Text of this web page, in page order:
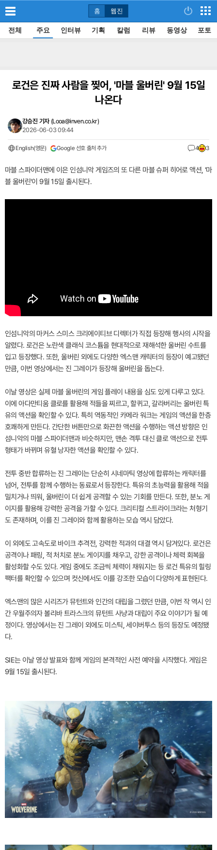
홈 웹진
전체 주요 인터뷰 기획 칼럼 리뷰 동영상 포토
로건은 진짜 사람을 찢어, '마블 울버린' 9월 15일
나온다
강승진 기자 (Looa@inven.co.kr)
2026-06-03 09:44
English(영문) Google 선호 출처 추가 4 3
마블 스파이더맨에 이은 인섬니악 게임즈의 또 다른 마블 슈퍼 히어로 액션, '마
블 울버린'이 9월 15일 출시된다.
인섬니악의 마커스 스미스 크리에이티브 디렉터가 직접 등장해 행사의 시작을
알렸다. 로건은 노란색 클래식 코스튬을 현대적으로 재해석한 울버린 수트를
입고 등장했다. 또한, 울버린 외에도 다양한 엑스맨 캐릭터의 등장이 예고됐던
만큼, 이번 영상에서는 진 그레이가 등장해 울버린을 돕는다.
이날 영상은 실제 마블 울버린의 게임 플레이 내용을 심도 있게 다루고 있다.
이에 아다만티움 클로를 활용해 적들을 찌르고, 할퀴고, 갈라버리는 울버린 특
유의 액션을 확인할 수 있다. 특히 역동적인 카메라 워크는 게임의 액션을 한층
호쾌하게 만든다. 간단한 버튼만으로 화끈한 액션을 수행하는 액션 방향은 인
섬니악의 마블 스파이더맨과 비슷하지만, 맨손 격투 대신 클로 액션으로 전투
형태가 바뀌며 유혈 낭자한 액션을 확인할 수 있다.
전투 중반 합류하는 진 그레이는 단순히 시네마틱 영상에 합류하는 캐릭터를
넘어, 전투를 함께 수행하는 동료로서 등장한다. 특유의 초능력을 활용해 적을
밀치거나 띄워, 울버린이 더 쉽게 공격할 수 있는 기회를 만든다. 또한, 분노 게
이지를 활용해 강력한 공격을 가할 수 있다. 크리티컬 스트라이크라는 처형기
도 존재하며, 이를 진 그레이와 함께 활용하는 모습 역시 담았다.
이 외에도 고속도로 바이크 추격전, 강력한 적과의 대결 역시 담겨있다. 로건은
공격이나 패링, 적 처치로 분노 게이지를 채우고, 강한 공격이나 체력 회복을
활성화할 수도 있다. 게임 중에도 조금씩 체력이 채워지는 등 로건 특유의 힐링
팩터를 확인할 수 있으며 컷신에서도 이를 강조한 모습이 다양하게 표현된다.
엑스맨의 많은 시리즈가 뮤턴트와 인간의 대립을 그렸던 만큼, 이번 작 역시 인
간 우월주의자 볼리바 트라스크의 뮤턴트 사냥과 대립이 주요 이야기가 될 예
정이다. 영상에서는 진 그레이 외에도 미스틱, 세이버투스 등의 등장도 예정됐
다.
SIE는 이날 영상 발표와 함께 게임의 본격적인 사전 예약을 시작했다. 게임은
9월 15일 출시된다.